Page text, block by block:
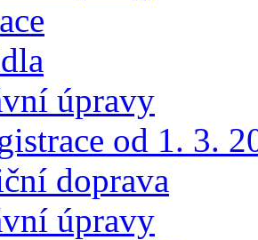
úpravy
od 1. 3.
doprava
úpravy